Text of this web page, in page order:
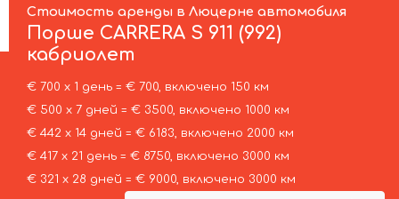
Стоимость аренды в Люцерне автомобиля
Порше CARRERA S 911 (992)
кабриолет
€ 700 х 1 день = € 700, включено 150 км
€ 500 х 7 дней = € 3500, включено 1000 км
€ 442 х 14 дней = € 6183, включено 2000 км
€ 417 х 21 день = € 8750, включено 3000 км
€ 321 х 28 дней = € 9000, включено 3000 км